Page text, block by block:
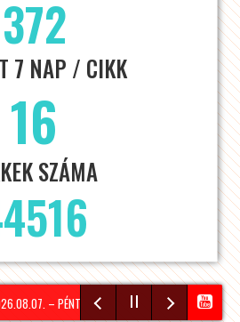
372
7 NAP / CIKK
16
SZÁMA
– PÉNTEK – SOPRON TV KÖZEL 11 000